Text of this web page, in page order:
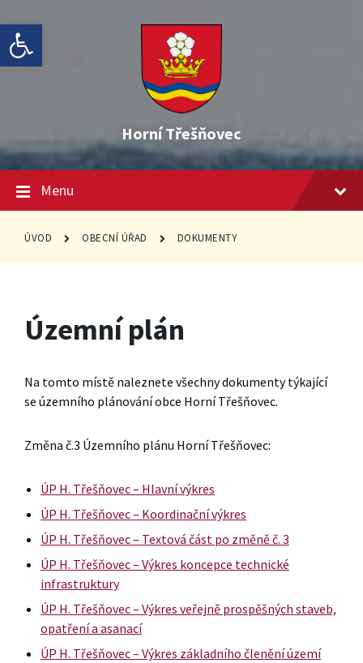
Open toolbar
to
content
to
main
navigation
to
footer
Horní Třešňovec
Menu
ÚVOD OBECNÍ ÚŘAD DOKUMENTY
Územní plán
Na tomto místě naleznete všechny dokumenty týkající
se územního plánování obce Horní Třešňovec.
Změna č.3 Územního plánu Horní Třešňovec:
ÚP H. Třešňovec – Hlavní výkres
ÚP H. Třešňovec – Koordinační výkres
ÚP H. Třešňovec – Textová část po změně č. 3
ÚP H. Třešňovec – Výkres koncepce technické
infrastruktury
ÚP H. Třešňovec – Výkres veřejně prospěšných staveb,
opatření a asanací
ÚP H. Třešňovec – Výkres základního členění území